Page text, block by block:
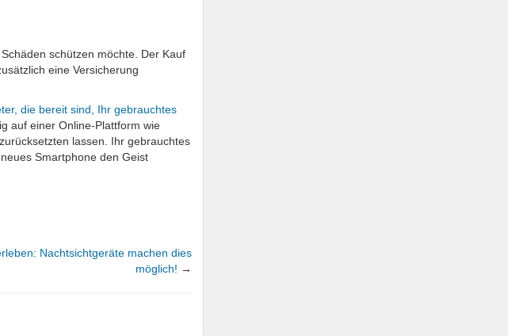
schützen möchte. Der Kauf
eine Versicherung
die bereit sind, Ihr gebrauchtes
auf einer Online-Plattform wie
lassen. Ihr gebrauchtes
Smartphone den Geist
Nachtsichtgeräte machen dies
möglich! →